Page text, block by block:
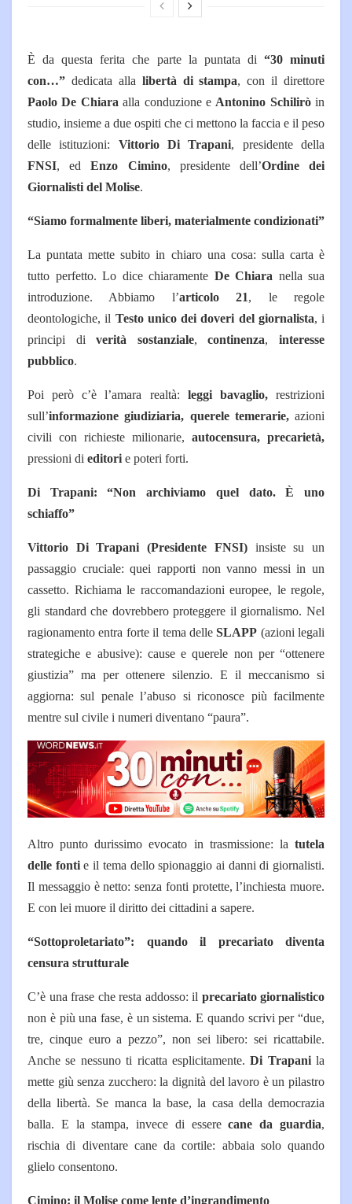
È da questa ferita che parte la puntata di “30 minuti
con…” dedicata alla libertà di stampa, con il direttore
Paolo De Chiara alla conduzione e Antonino Schiliròin
studio, insieme a due ospiti che ci mettono la faccia e il peso
delle istituzioni: Vittorio Di Trapani, presidente della
FNSI, edEnzo Cimino, presidente dell’Ordine dei
Giornalisti del Molise.
“Siamo formalmente liberi, materialmente condizionati”
La puntata mette subito in chiaro una cosa: sulla carta è
tutto perfetto. Lo dice chiaramente De Chiara nella sua
introduzione. Abbiamo l’articolo 21, le regole
deontologiche, il Testo unico dei doveri del giornalista, i
principi diverità sostanziale,continenza,interesse
pubblico.
Poi però c’è l’amara realtà: leggi bavaglio,restrizioni
sull’informazione giudiziaria, querele temerarie, azioni
civili con richieste milionarie, autocensura, precarietà,
pressioni di editori e poteri forti.
Di Trapani: “Non archiviamo quel dato. È uno
schiaffo”
Vittorio Di Trapani (Presidente FNSI)insiste su un
passaggio cruciale: quei rapporti non vanno messi in un
cassetto. Richiama le raccomandazioni europee, le regole,
gli standard che dovrebbero proteggere il giornalismo. Nel
ragionamento entra forte il tema delleSLAPP (azioni legali
strategiche e abusive): cause e querele non per “ottenere
giustizia” ma per ottenere silenzio. E il meccanismo si
aggiorna: sul penale l’abuso si riconosce più facilmente
mentre sul civile i numeri diventano “paura”.
Altro punto durissimo evocato in trasmissione: la tutela
delle fontie il tema dello spionaggio ai danni di giornalisti.
Il messaggio è netto: senza fonti protette, l’inchiesta muore.
E con lei muore il diritto dei cittadini a sapere.
“Sottoproletariato”: quando il precariato diventa
censura strutturale
C’è una frase che resta addosso: il precariato giornalistico
non è più una fase, è un sistema. E quando scrivi per “due,
tre, cinque euro a pezzo”, non sei libero: sei ricattabile.
Anche se nessuno ti ricatta esplicitamente.Di Trapanila
mette giù senza zucchero: la dignità del lavoro è un pilastro
della libertà. Se manca la base, la casa della democrazia
balla. E la stampa, invece di esserecane da guardia,
rischia di diventare cane da cortile: abbaia solo quando
glielo consentono.
Cimino: il Molise come lente d’ingrandimento